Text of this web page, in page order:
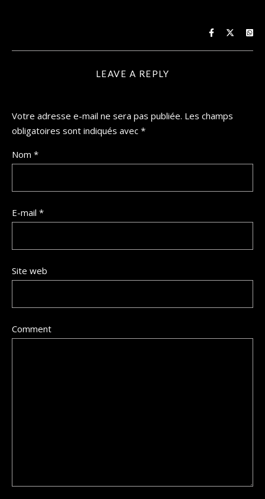
LEAVE A REPLY
Votre adresse e-mail ne sera pas publiée. Les champs
obligatoires sont indiqués avec *
Nom *
E-mail *
Site web
Comment